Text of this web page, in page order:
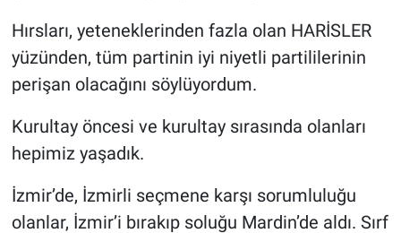
Hırsları, yeteneklerinden fazla olan HARİSLER
yüzünden, tüm partinin iyi niyetli partililerinin
perişan olacağını söylüyordum.
Kurultay öncesi ve kurultay sırasında olanları
hepimiz yaşadık.
İzmir’de, İzmirli seçmene karşı sorumluluğu
olanlar, İzmir’i bırakıp soluğu Mardin’de aldı. Sırf